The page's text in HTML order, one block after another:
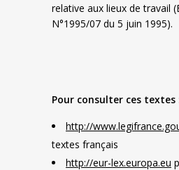
relative aux lieux de travail
N°1995/07 du 5 juin 1995).
Pour consulter ces textes
http://
textes français
http://eur-lex.europa.eu